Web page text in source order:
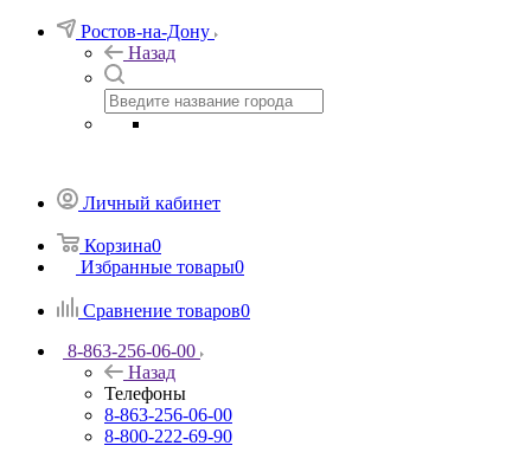
Ростов-на-Дону
Назад
Личный кабинет
Корзина0
Избранные товары0
Сравнение товаров0
8-863-256-06-00
Назад
Телефоны
8-863-256-06-00
8-800-222-69-90